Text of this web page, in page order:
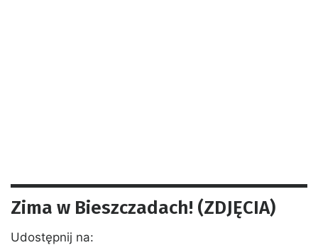
Zima w Bieszczadach! (ZDJĘCIA)
Udostępnij na: